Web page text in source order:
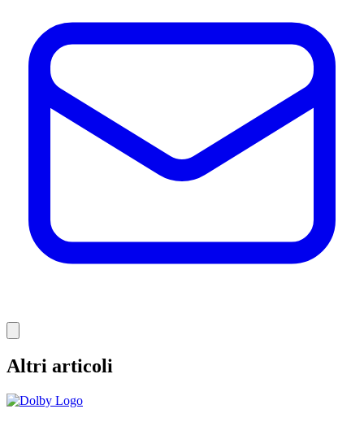
Altri articoli